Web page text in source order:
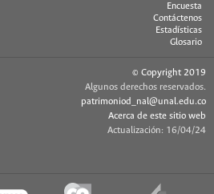
Encuesta
Contáctenos
Estadísticas
Glosario
© Copyright 2019
Algunos derechos reservados.
patrimoniod_nal@unal.edu.co
Acerca de este sitio web
Actualización: 16/04/24